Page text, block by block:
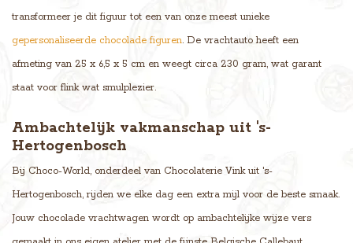
transformeer je dit figuur tot een van onze meest unieke
gepersonaliseerde chocolade figuren. De vrachtauto heeft een
afmeting van 25 x 6,5 x 5 cm en weegt circa 230 gram, wat garant
staat voor flink wat smulplezier.
Ambachtelijk vakmanschap uit 's-
Hertogenbosch
Bij Choco-World, onderdeel van Chocolaterie Vink uit 's-
Hertogenbosch, rijden we elke dag een extra mijl voor de beste smaak.
Jouw chocolade vrachtwagen wordt op ambachtelijke wijze vers